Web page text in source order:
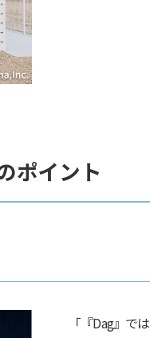
ポイント
「『Dag』